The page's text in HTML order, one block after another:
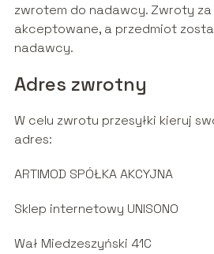
zwrotem do nadawcy. Zwroty
akceptowane, a przedmiot
nadawcy.
Adres zwrotny
W celu zwrotu przesyłki kieruj
adres:
ARTIMOD SPÓŁKA AKCYJNA
Sklep internetowy UNISONO
Wał Miedzeszyński 41C